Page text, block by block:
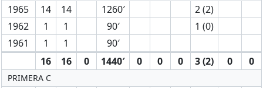
1965 14 14 1260′
2 (2)
1962
1 1 90′
1 (0)
1961
1 1
90′
16
16 0 1440′ 0 0 0 3 (2) 0 0
PRIMERA C